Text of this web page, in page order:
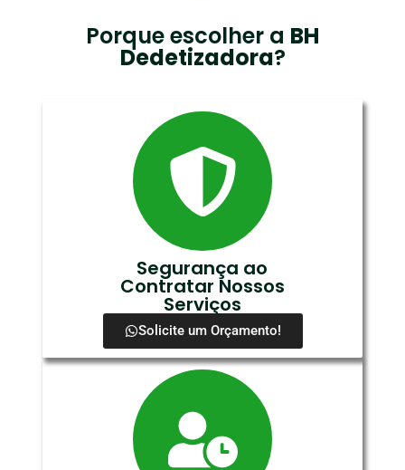
Porque escolher a BH
Dedetizadora?
Segurança ao
Contratar Nossos
Serviços
Solicite um Orçamento!